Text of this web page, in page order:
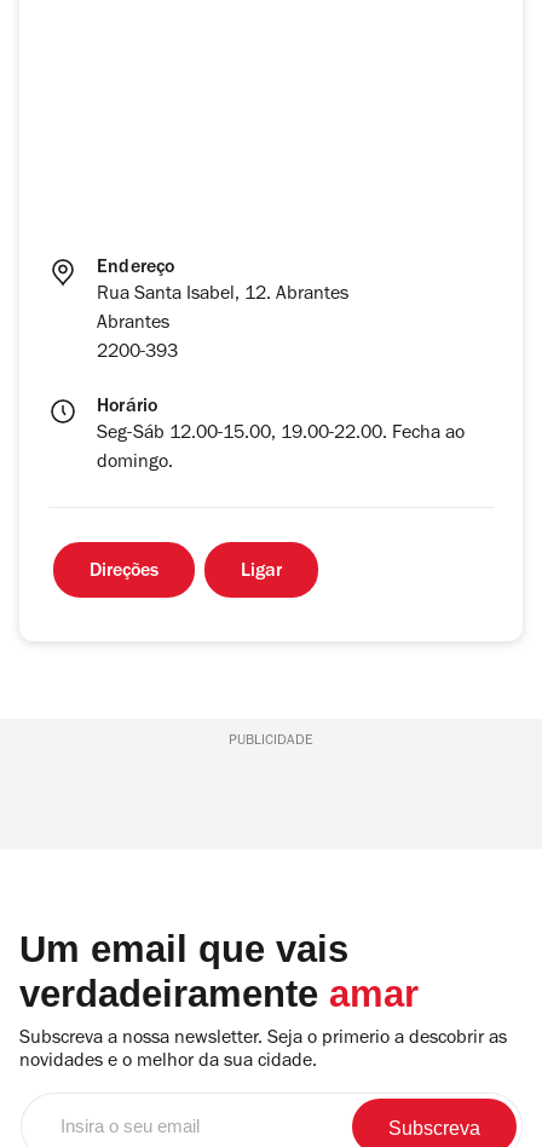
Endereço
Rua Santa Isabel, 12. Abrantes
Abrantes
2200-393
Horário
Seg-Sáb 12.00-15.00, 19.00-22.00. Fecha ao
domingo.
Direções Ligar
PUBLICIDADE
Um email que vais
verdadeiramente amar
Subscreva a nossa newsletter. Seja o primerio a descobrir as
novidades e o melhor da sua cidade.